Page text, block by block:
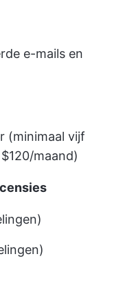
e-mails en
(minimaal vijf
maand)